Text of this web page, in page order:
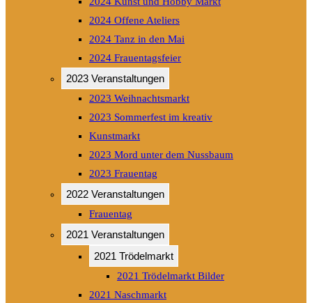
2024 Offene Ateliers
2024 Tanz in den Mai
2024 Frauentagsfeier
2023 Veranstaltungen
2023 Weihnachtsmarkt
2023 Sommerfest im kreativ
Kunstmarkt
2023 Mord unter dem Nussbaum
2023 Frauentag
2022 Veranstaltungen
Frauentag
2021 Veranstaltungen
2021 Trödelmarkt
2021 Trödelmarkt Bilder
2021 Naschmarkt